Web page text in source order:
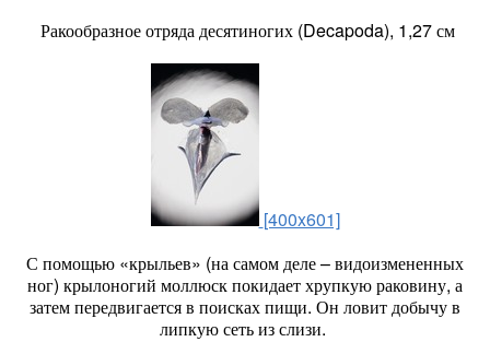
Ракообразное отряда десятиногих (Decapoda), 1,27 см
[400x601]
С помощью «крыльев» (на самом деле – видоизмененных
ног) крылоногий моллюск покидает хрупкую раковину, а
затем передвигается в поисках пищи. Он ловит добычу в
липкую сеть из слизи.